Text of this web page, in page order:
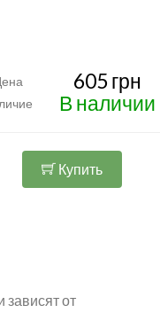
605 грн
В наличии
Купить
зависят от